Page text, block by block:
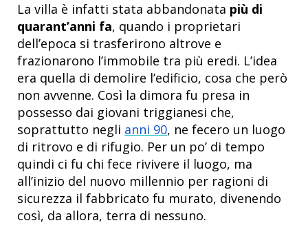
La villa è infatti stata abbandonata più di
quarant’anni fa, quando i proprietari
dell’epoca si trasferirono altrove e
frazionarono l’immobile tra più eredi. L’idea
era quella di demolire l’edificio, cosa che però
non avvenne. Così la dimora fu presa in
possesso dai giovani triggianesi che,
soprattutto negli anni 90, ne fecero un luogo
di ritrovo e di rifugio. Per un po’ di tempo
quindi ci fu chi fece rivivere il luogo, ma
all’inizio del nuovo millennio per ragioni di
sicurezza il fabbricato fu murato, divenendo
così, da allora, terra di nessuno.